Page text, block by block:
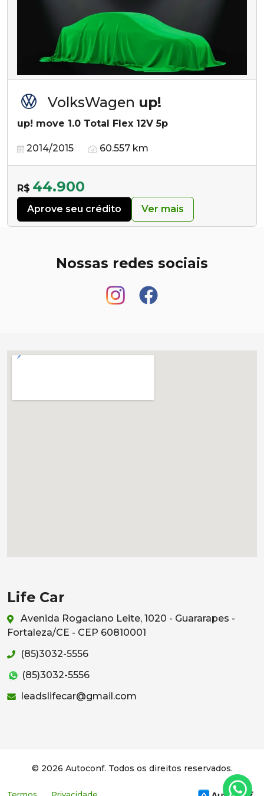
VolksWagen up!
up! move 1.0 Total Flex 12V 5p
2014/2015 60.557 km
R$ 44.900
Aprove seu crédito Ver mais
Nossas redes sociais
Life Car
Avenida Rogaciano Leite, 1020 - Guararapes -
Fortaleza/CE - CEP 60810001
(85)3032-5556
(85)3032-5556
leadslifecar@gmail.com
© 2026 Autoconf. Todos os direitos reservados.